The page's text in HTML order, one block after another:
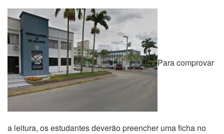
Para comprovar
a leitura, os estudantes deverão preencher uma ficha no